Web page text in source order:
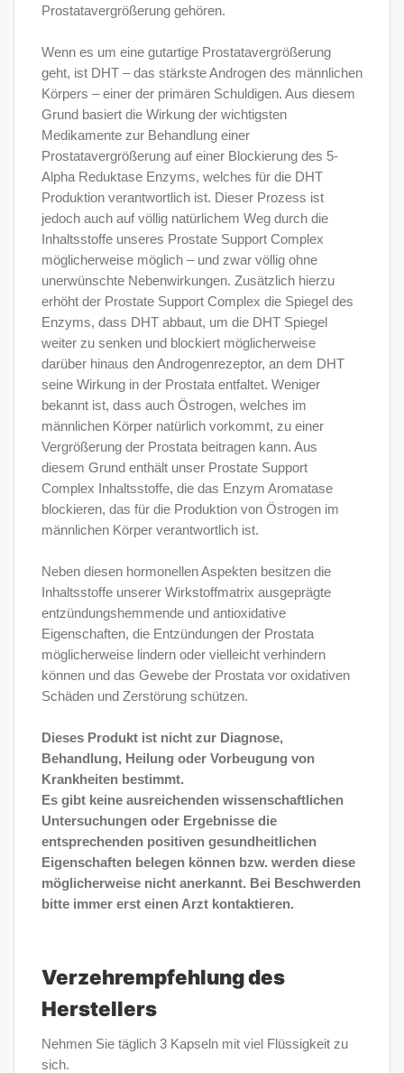
Prostatavergrößerung gehören.
Wenn es um eine gutartige Prostatavergrößerung
geht, ist DHT – das stärkste Androgen des männlichen
Körpers – einer der primären Schuldigen. Aus diesem
Grund basiert die Wirkung der wichtigsten
Medikamente zur Behandlung einer
Prostatavergrößerung auf einer Blockierung des 5-
Alpha Reduktase Enzyms, welches für die DHT
Produktion verantwortlich ist. Dieser Prozess ist
jedoch auch auf völlig natürlichem Weg durch die
Inhaltsstoffe unseres Prostate Support Complex
möglicherweise möglich – und zwar völlig ohne
unerwünschte Nebenwirkungen. Zusätzlich hierzu
erhöht der Prostate Support Complex die Spiegel des
Enzyms, dass DHT abbaut, um die DHT Spiegel
weiter zu senken und blockiert möglicherweise
darüber hinaus den Androgenrezeptor, an dem DHT
seine Wirkung in der Prostata entfaltet. Weniger
bekannt ist, dass auch Östrogen, welches im
männlichen Körper natürlich vorkommt, zu einer
Vergrößerung der Prostata beitragen kann. Aus
diesem Grund enthält unser Prostate Support
Complex Inhaltsstoffe, die das Enzym Aromatase
blockieren, das für die Produktion von Östrogen im
männlichen Körper verantwortlich ist.
Neben diesen hormonellen Aspekten besitzen die
Inhaltsstoffe unserer Wirkstoffmatrix ausgeprägte
entzündungshemmende und antioxidative
Eigenschaften, die Entzündungen der Prostata
möglicherweise lindern oder vielleicht verhindern
können und das Gewebe der Prostata vor oxidativen
Schäden und Zerstörung schützen.
Dieses Produkt ist nicht zur Diagnose,
Behandlung, Heilung oder Vorbeugung von
Krankheiten bestimmt.
Es gibt keine ausreichenden wissenschaftlichen
Untersuchungen oder Ergebnisse die
entsprechenden positiven gesundheitlichen
Eigenschaften belegen können bzw. werden diese
möglicherweise nicht anerkannt. Bei Beschwerden
bitte immer erst einen Arzt kontaktieren.
Verzehrempfehlung des
Herstellers
Nehmen Sie täglich 3 Kapseln mit viel Flüssigkeit zu
sich.